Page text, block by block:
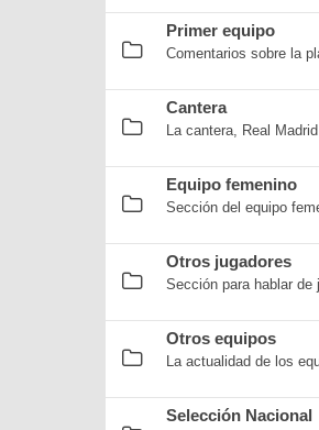
Primer equipo
Comentarios sobre la
Cantera
La cantera, Real
Equipo femenino
Sección del equipo
Otros jugadores
Sección para hablar de
Otros equipos
La actualidad de los
Selección Nacional